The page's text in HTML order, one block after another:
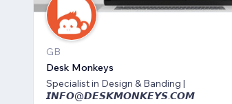
GB
Desk Monkeys
Specialist in Design & Banding |
𝙄𝙉𝙁𝙊@𝘿𝙀𝙎𝙆𝙈𝙊𝙉𝙆𝙀𝙔𝙎.𝘾𝙊𝙈